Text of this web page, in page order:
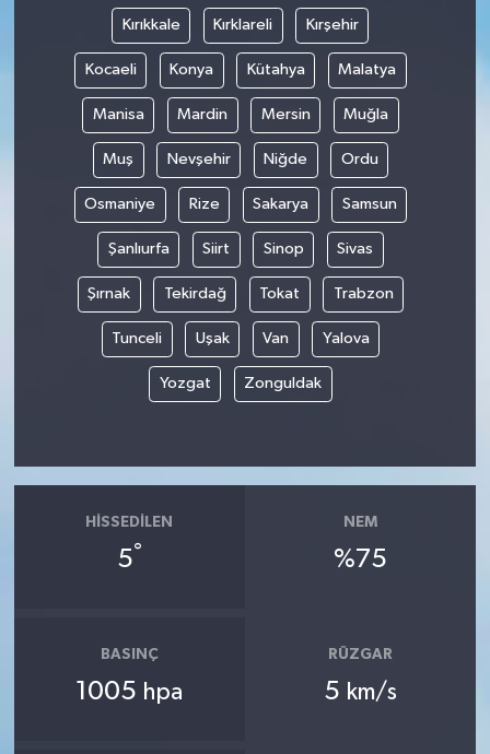
Kırıkkale Kırklareli Kırşehir
Kocaeli Konya Kütahya Malatya
Manisa Mardin Mersin Muğla
Muş Nevşehir Niğde Ordu
Osmaniye Rize Sakarya Samsun
Şanlıurfa Siirt Sinop Sivas
Şırnak Tekirdağ Tokat Trabzon
Tunceli Uşak Van Yalova
Yozgat Zonguldak
HISSEDILEN
5°
NEM
%75
BASINÇ
1005 hpa
RÜZGAR
5 km/s